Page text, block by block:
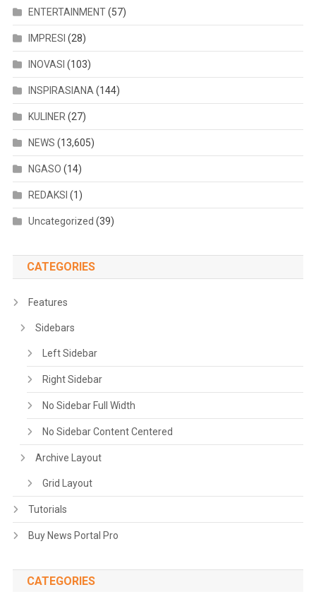
ENTERTAINMENT(57)
IMPRESI (28)
INOVASI (103)
INSPIRASIANA (144)
KULINER (27)
NEWS (13,605)
NGASO (14)
REDAKSI (1)
Uncategorized (39)
CATEGORIES
Features
Sidebars
Left Sidebar
Right Sidebar
No Sidebar Full Width
No Sidebar Content Centered
Archive Layout
Grid Layout
Tutorials
Buy News Portal Pro
CATEGORIES